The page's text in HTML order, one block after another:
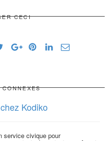
CECI
Kodiko
service civique pour